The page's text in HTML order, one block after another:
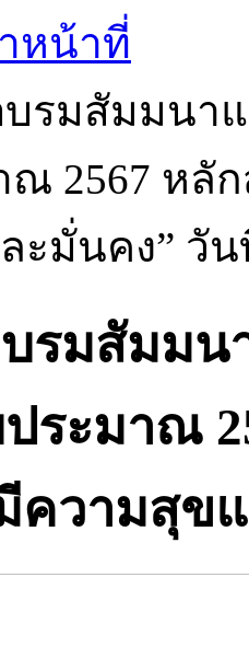
หน้าที่
บรมสัมมนา
ณ 2567 หลั
ะมั่นคง” วัน
บรมสัมม
ระมาณ
ความสุข